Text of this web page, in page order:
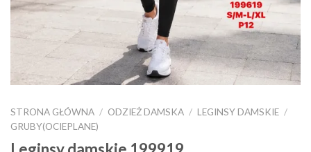
STRONA GŁÓWNA / ODZIEŻ DAMSKA / LEGINSY DAMSKIE /
GRUBY(OCIEPLANE)